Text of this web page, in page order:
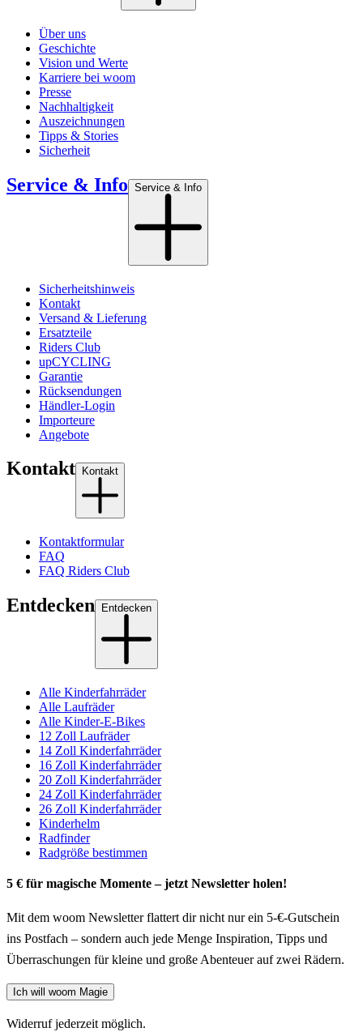
Über uns
Geschichte
Vision und Werte
Karriere bei woom
Presse
Nachhaltigkeit
Auszeichnungen
Tipps & Stories
Sicherheit
Service & Info Service & Info
Sicherheitshinweis
Kontakt
Versand & Lieferung
Ersatzteile
Riders Club
upCYCLING
Garantie
Rücksendungen
Händler-Login
Importeure
Angebote
Kontakt Kontakt
Kontaktformular
FAQ
FAQ Riders Club
Entdecken Entdecken
Alle Kinderfahrräder
Alle Laufräder
Alle Kinder-E-Bikes
12 Zoll Laufräder
14 Zoll Kinderfahrräder
16 Zoll Kinderfahrräder
20 Zoll Kinderfahrräder
24 Zoll Kinderfahrräder
26 Zoll Kinderfahrräder
Kinderhelm
Radfinder
Radgröße bestimmen
5 € für magische Momente – jetzt Newsletter holen!
Mit dem woom Newsletter flattert dir nicht nur ein 5-€-Gutschein
ins Postfach – sondern auch jede Menge Inspiration, Tipps und
Überraschungen für kleine und große Abenteuer auf zwei Rädern.
Ich will woom Magie
Widerruf jederzeit möglich.